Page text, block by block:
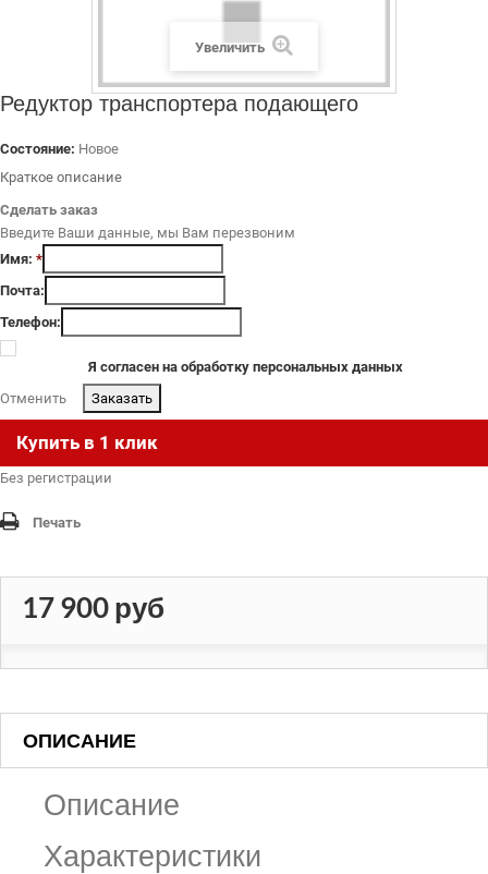
Увеличить
Редуктор транспортера подающего
Состояние: Новое
Краткое описание
Сделать заказ
Введите Ваши данные, мы Вам перезвоним
Имя: *
Почта:
Телефон:
Я согласен на обработку персональных данных
Отменить
.
Купить в 1 клик
Без регистрации
Печать
17 900 руб
ОПИСАНИЕ
Описание
Характеристики